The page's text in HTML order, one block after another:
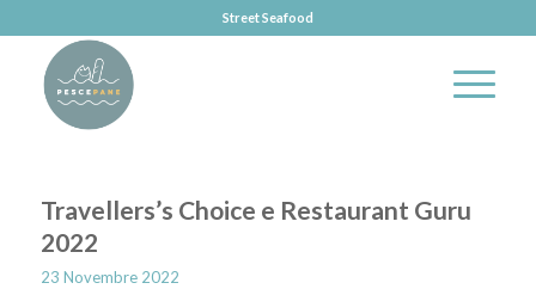
Street Seafood
Travellers’s Choice e Restaurant Guru
2022
23 Novembre 2022